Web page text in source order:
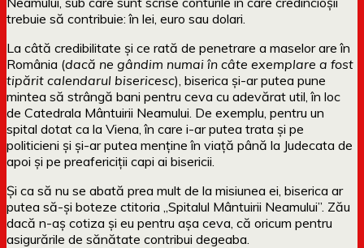
trebuie să contribuie: în lei, euro sau dolari.
La câtă credibilitate și ce rată de penetrare a maselor are în
România (dacă ne gândim numai în câte exemplare a fost
tipărit calendarul bisericesc), biserica și-ar putea pune
mintea să strângă bani pentru ceva cu adevărat util, în loc
de Catedrala Mântuirii Neamului. De exemplu, pentru un
spital dotat ca la Viena, în care i-ar putea trata și pe
politicieni și și-ar putea menține în viață până la Judecata de
apoi și pe preafericiții capi ai bisericii.
Și ca să nu se abată prea mult de la misiunea ei, biserica ar
putea să-și boteze ctitoria „Spitalul Mântuirii Neamului”. Zău
dacă n-aș cotiza și eu pentru așa ceva, că oricum pentru
asigurările de sănătate contribui degeaba.